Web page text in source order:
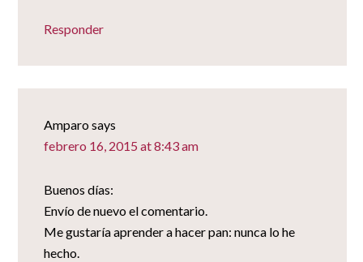
Responder
Amparosays
febrero 16, 2015 at 8:43 am
Buenos días:
Envío de nuevo el comentario.
Me gustaría aprender a hacer pan: nunca lo he
hecho.